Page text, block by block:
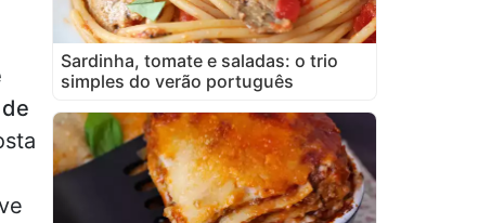
Sardinha, tomate e saladas: o trio
simples do verão português